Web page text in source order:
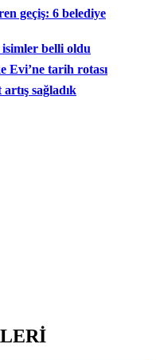
geçiş: 6 belediye
belli oldu
Evi’ne tarih rotası
sağladık